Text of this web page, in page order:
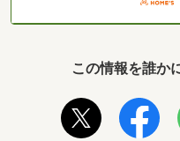
この情報を誰か